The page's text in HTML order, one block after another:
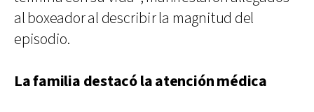
al boxeador al describir la magnitud del
episodio.
La familia destacó la atención médica